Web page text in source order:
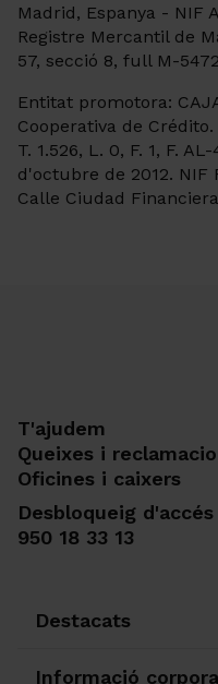
Madrid, Espanya - NIF
Registre Mercantil de
57, secció 8, full M-
Entitat promotora:
Cooperativa de
T. 1.526, L. 0, F. 1, F.
d'octubre de 2012. NIF
Calle Ciudad
T'ajudem
Queixes i
Oficines i caixers
Desbloqueig
950 18 33 13
Destacats
Informació